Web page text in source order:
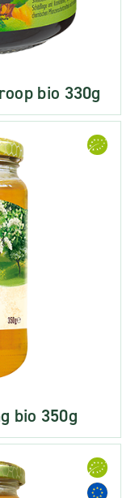
bio 330g
bio 350g